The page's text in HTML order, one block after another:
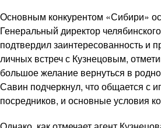
Основным конкурентом «Сибири»
Генеральный директор
подтвердил заинтересованность и
личных встреч с Кузнецовым,
большое желание вернуться в
Савин подчеркнул, что общается с
посредников, и основные условия